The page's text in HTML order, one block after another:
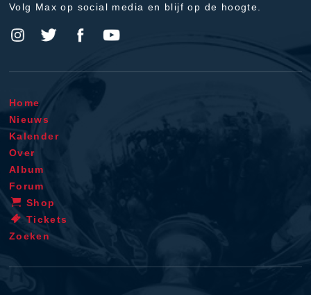
Volg Max op social media en blijf op de hoogte.
Home
Nieuws
Kalender
Over
Album
Forum
Shop
Tickets
Zoeken